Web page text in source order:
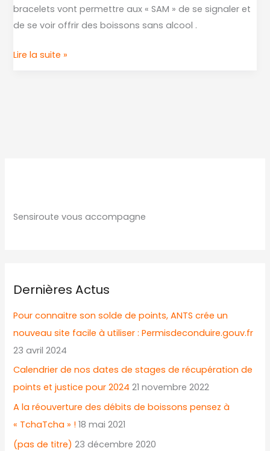
bracelets vont permettre aux « SAM » de se signaler et
de se voir offrir des boissons sans alcool .
Lire la suite »
Sensiroute vous accompagne
Dernières Actus
Pour connaitre son solde de points, ANTS crée un
nouveau site facile à utiliser : Permisdeconduire.gouv.fr
23 avril 2024
Calendrier de nos dates de stages de récupération de
points et justice pour 2024 21 novembre 2022
A la réouverture des débits de boissons pensez à
« TchaTcha » ! 18 mai 2021
(pas de titre) 23 décembre 2020